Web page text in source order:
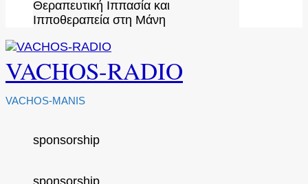
Θεραπευτική Ιππασία και
Ιπποθεραπεία στη Μάνη
VACHOS-RADIO
VACHOS-MANIS
sponsorship